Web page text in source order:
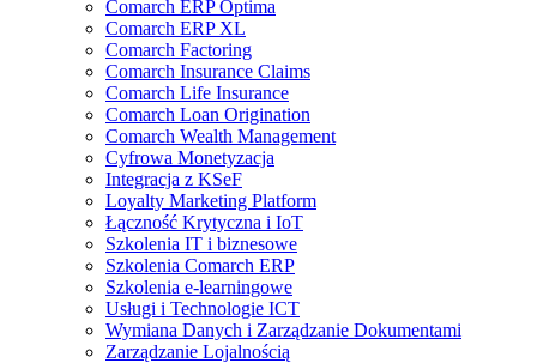
Comarch ERP Optima
Comarch ERP XL
Comarch Factoring
Comarch Insurance Claims
Comarch Life Insurance
Comarch Loan Origination
Comarch Wealth Management
Cyfrowa Monetyzacja
Integracja z KSeF
Loyalty Marketing Platform
Łączność Krytyczna i IoT
Szkolenia IT i biznesowe
Szkolenia Comarch ERP
Szkolenia e-learningowe
Usługi i Technologie ICT
Wymiana Danych i Zarządzanie Dokumentami
Zarządzanie Lojalnością